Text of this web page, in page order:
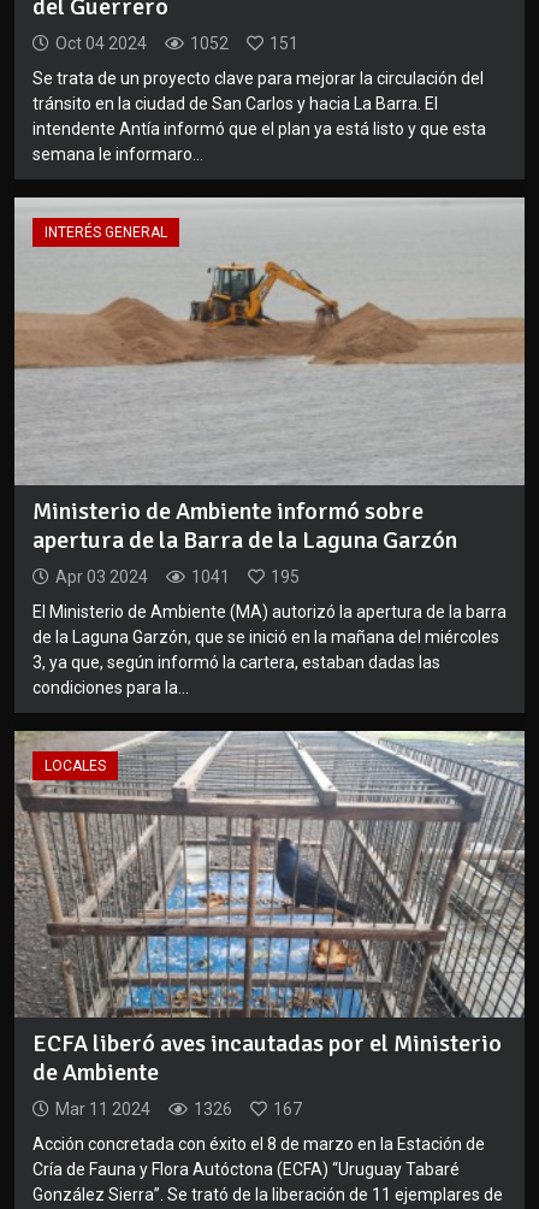
del Guerrero
Oct 04 2024 1052
151
Se trata de un proyecto clave para mejorar la circulación del
tránsito en la ciudad de San Carlos y hacia La Barra. El
intendente Antía informó que el plan ya está listo y que esta
semana le informaro...
INTERÉS GENERAL
Ministerio de Ambiente informó sobre
apertura de la Barra de la Laguna Garzón
Apr 03 2024 1041
195
El Ministerio de Ambiente (MA) autorizó la apertura de la barra
de la Laguna Garzón, que se inició en la mañana del miércoles
3, ya que, según informó la cartera, estaban dadas las
condiciones para la...
LOCALES
ECFA liberó aves incautadas por el Ministerio
de Ambiente
Mar 11 2024 1326
167
Acción concretada con éxito el 8 de marzo en la Estación de
Cría de Fauna y Flora Autóctona (ECFA) “Uruguay Tabaré
González Sierra”. Se trató de la liberación de 11 ejemplares de